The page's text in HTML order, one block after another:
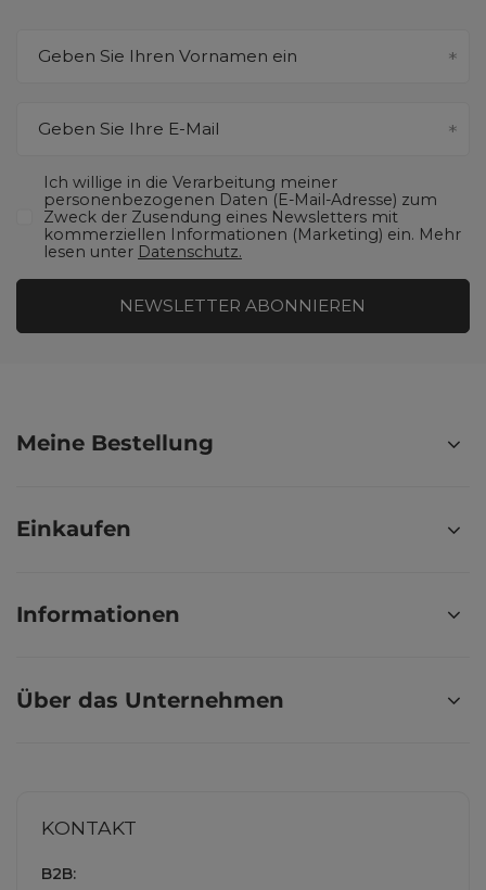
Geben Sie Ihren Vornamen ein
Geben Sie Ihre E-Mail
Ich willige in die Verarbeitung meiner
personenbezogenen Daten (E-Mail-Adresse) zum
Zweck der Zusendung eines Newsletters mit
kommerziellen Informationen (Marketing) ein. Mehr
lesen unter Datenschutz.
NEWSLETTER ABONNIEREN
Meine Bestellung
Einkaufen
Informationen
Über das Unternehmen
KONTAKT
B2B: